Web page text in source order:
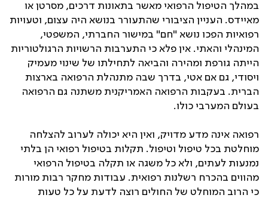
במהלך הטיפול הרפואי מאשר בתאונות דרכים, מסרטן או
מאיידס. העניין הציבורי שהתעורר בנושא היה עצום, וטעויות
רפואיות הפכו נושא "חם" במישור החברתי, המשפטי,
המינהלי והאתי. אין פלא כי התערבות הרשויות הרגולטוריות
הייתה גורפת ומהירה והביאה לתחילתו של שינוי מעמיק
ויסודי, גם אם אטי, בדרך שבה מתנהלת הרפואה בארצות
הברית. בעקבות הרפואה האמריקנית משתנה גם הרפואה
בעולם המערבי כולו.
רפואה אינה מדע מדויק, ואין היא יכולה לערוב להצלחה
מוחלטת בכל טיפול וטיפול. תקלות בטיפול רפואי הן בלתי
נמנעות לעתים, ולא כל משגה או תקלה בטיפול הרפואי
מהווים בהכרח רשלנות רפואית. עבודות מחקר רבות מורות
כי הרוב המוחלט של החולים רוצה לדעת על כל טעות